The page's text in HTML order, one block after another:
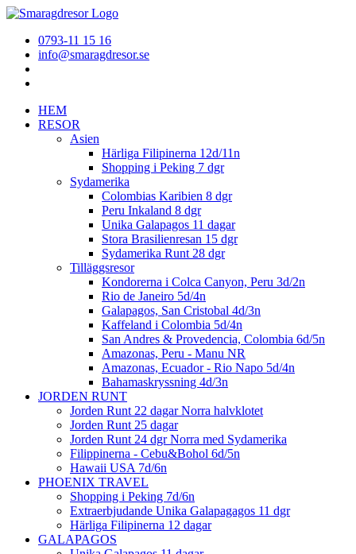
0793-11 15 16
info@smaragdresor.se
HEM
RESOR
Asien
Härliga Filipinerna 12d/11n
Shopping i Peking 7 dgr
Sydamerika
Colombias Karibien 8 dgr
Peru Inkaland 8 dgr
Unika Galapagos 11 dagar
Stora Brasilienresan 15 dgr
Sydamerika Runt 28 dgr
Tilläggsresor
Kondorerna i Colca Canyon, Peru 3d/2n
Rio de Janeiro 5d/4n
Galapagos, San Cristobal 4d/3n
Kaffeland i Colombia 5d/4n
San Andres & Provedencia, Colombia 6d/5n
Amazonas, Peru - Manu NR
Amazonas, Ecuador - Rio Napo 5d/4n
Bahamaskryssning 4d/3n
JORDEN RUNT
Jorden Runt 22 dagar Norra halvklotet
Jorden Runt 25 dagar
Jorden Runt 24 dgr Norra med Sydamerika
Filippinerna - Cebu&Bohol 6d/5n
Hawaii USA 7d/6n
PHOENIX TRAVEL
Shopping i Peking 7d/6n
Extraerbjudande Unika Galapagagos 11 dgr
Härliga Filipinerna 12 dagar
GALAPAGOS